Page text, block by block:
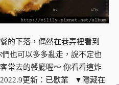
的下落，偶然在巷弄裡看到
也可以多多亂走，說不定也
常去的餐廳喔～ 你看看這炸
更新：已歇業 ▼隱藏在